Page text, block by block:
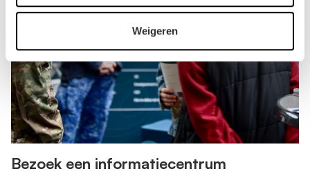
Weigeren
Bezoek een informatiecentrum